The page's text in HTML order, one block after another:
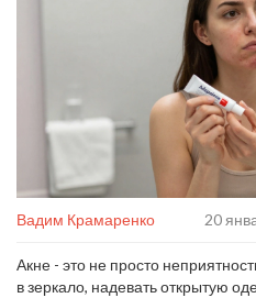
Вадим Крамаренко 20
Акне - это не просто
в зеркало, надевать открытую